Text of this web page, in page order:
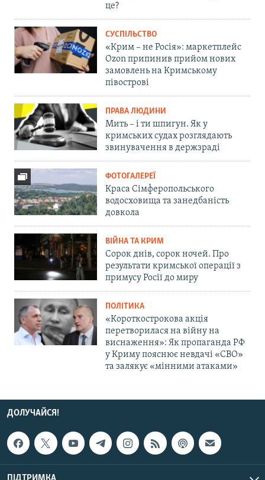
це?
СУСПІЛЬСТВО
«Крим – не Росія»: маркетплейс
Ozon припинив прийом нових
замовлень на Кримському
півострові
ПРАВА ЛЮДИНИ
Мить – і ти шпигун. Як у
кримських судах розглядають
звинувачення в держзраді
ФОТОГАЛЕРЕЇ
Краса Сімферопольського
водосховища та занедбаність
довкола
ВІЙНА ТА КРИМ
Сорок днів, сорок ночей. Про
результати кримської операції з
примусу Росії до миру
ПОЛІТИКА
«Короткострокова акція
перетворилася на війну на
виснаження»: Як пропаганда РФ
у Криму пояснює невдачі «СВО»
та залякує «мінними атаками»
ДОЛУЧАЙСЯ!
ПІДТРИМКА